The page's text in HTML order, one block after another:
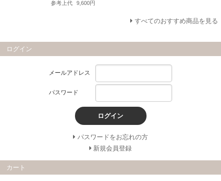
参考上代 9,600円
すべてのおすすめ商品を見る
ログイン
メールアドレス
パスワード
ログイン
パスワードをお忘れの方
新規会員登録
カート